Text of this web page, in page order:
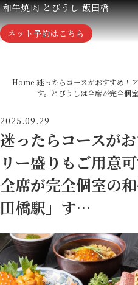
和牛焼肉 とびうし 飯田橋
ネット予約はこちら
Home 迷ったらコースがおすすめ！
す。とびうしは全席が完全個
2025.09.29
迷ったらコースが
リー盛りもご用意
全席が完全個室の
田橋駅」す…